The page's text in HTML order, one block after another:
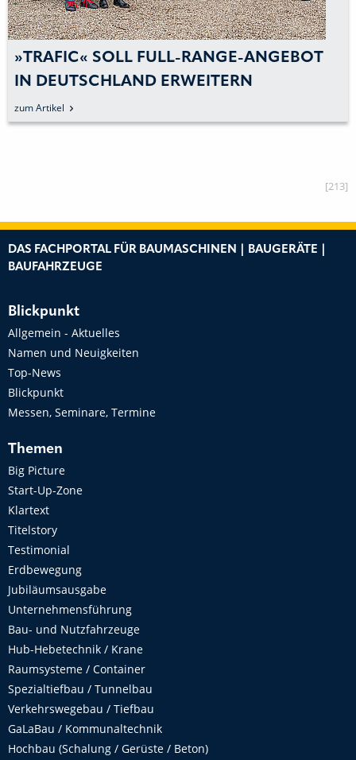
»TRAFIC« SOLL FULL-RANGE-ANGEBOT
IN DEUTSCHLAND ERWEITERN
zum Artikel
[213]
DAS FACHPORTAL FÜR BAUMASCHINEN | BAUGERÄTE |
BAUFAHRZEUGE
Blickpunkt
Allgemein - Aktuelles
Namen und Neuigkeiten
Top-News
Blickpunkt
Messen, Seminare, Termine
Themen
Big Picture
Start-Up-Zone
Klartext
Titelstory
Testimonial
Erdbewegung
Jubiläumsausgabe
Unternehmensführung
Bau- und Nutzfahrzeuge
Hub-Hebetechnik / Krane
Raumsysteme / Container
Spezialtiefbau / Tunnelbau
Verkehrswegebau / Tiefbau
GaLaBau / Kommunaltechnik
Hochbau (Schalung / Gerüste / Beton)